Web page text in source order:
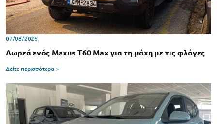
07/08/2026
Δωρεά ενός Maxus T60 Max για τη μάχη με τις φλόγες
Δείτε περισσότερα >